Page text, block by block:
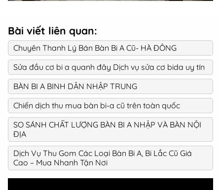
Bài viết liên quan:
Chuyên Thanh Lý Bán Bàn Bi A Cũ- HÀ ĐÔNG
Sửa đầu cơ bi a quanh đây Dịch vụ sửa cơ bida uy tín
BÀN BI A BINH DÂN NHẬP TRUNG
Chiến dịch thu mua bàn bi-a cũ trên toàn quốc
SO SÁNH CHẤT LƯỢNG BÀN BI A NHẬP VÀ BÀN NỘI
ĐỊA
Dịch Vụ Thu Gom Các Loại Bàn Bi A, Bi Lắc Cũ Giá
Cao – Mua Nhanh Tận Nơi